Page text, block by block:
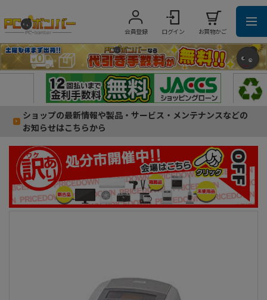
会員登録 ログイン お買物かご
ショップの最新情報や製品・サービス・メンテナンスなどの
お知らせはこちらから